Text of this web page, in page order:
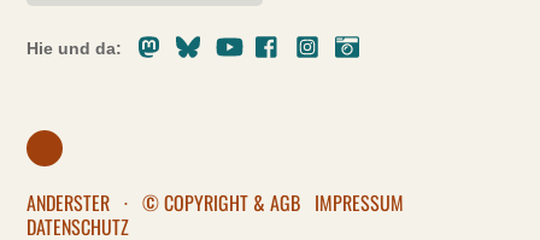
Hie und da:
MastodonBlueskyYoutubeFacebookInstagram
ANDERSTER · © COPYRIGHT & AGB IMPRESSUM
DATENSCHUTZ